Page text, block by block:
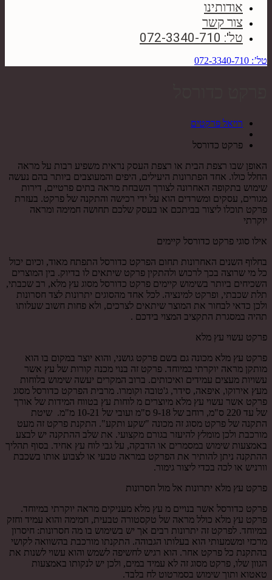
אודותינו
צור קשר
טל': 072-3340-710
טל’: 072-3340-710
רויאל פרקטים
פרקט כדורסל
האופן שבו רצפת הבית או רצפת העסק נראית משפיע רבות על מראה
החלל כולו. אחד הפתרונות היעילים, היפים והמעוצבים ביותר בהם נעשה
שימוש בתקופה האחרונה לצורך השבחת מראה בתים פרטיים, דירות
מגורים, עסקים ומשרדים הוא על ידי רכישה והתקנה של פרקט. בעזרת
פרקט תוכלו ליצור בביתכם או בעסק שלכם תחושה חמימה ומראה
יוקרתי
אילו סוגי פרקט כדורסל קיימים
בחלוף השנים האחרונות תחום הפרקט כדורסל התפתח מאוד, וכיום יכול
כל מי שרוצה בכך לרכוש ולהתקין פרקט שיתאים לו בדיוק. בין המוצרים
השכיחים ביותר בשימוש קיימים פרקט כדורסל מסוג עץ מלא, רב שכבתי,
תלת שכבתי, ופרקט למינציה. לכל אחד מהסוגים יתרונות לצד חסרונות
ולכן כדאי לבחור את המוצר שיתאים לצרכים, ולא פחות חשוב שעלותו
תהיה במסגרת התקציב המצוי בידכם .
פרקט עשוי עץ מלא
פרקט עץ מלא מכונה גם בשם פרקט גושני, והוא יוצר במקום בו הוא
מותקן מראה יוקרתי במיוחד. פרקט זה בנוי מכנה קורות של עץ אשר
עשויות מעצים עמידים ואיכותים. ברוב המקרים יעשה שימוש בלוחות
מעץ אירוקו, איפאה, סידר, ג'טובה וקומרו. מרבית הפרקט כדורסל מסוג
פרקט אשר עשוי עץ מלא מיוצרים מ לוחות עץ בטווח המידות של אורך
של עד 220 ס"מ, רוחב של 9-18 ס"מ ועובי של 10-21 מ"מ. שיטת
התקנה של פרקט מסוג זה מכונה "שקע ותקע". התקנת פרקט זה מעט
מורכבת ולכן מומלץ להיעזר בגורם מקצועי. את שלב ההתקנה יש לבצע
באמצעות שימוש במסמרים או הדבקה, על גבי לוח עץ אחיד. בסוף תהליך
ההתקנה ניתן להותיר את הפרקט במראה טבעי או לצבוע אותו בשכבת
וורניש או לכה בכדי ליצור גימור.
פרקט עץ מלא יתרונות אל מול חסרונות
פרקט כדורסל אשר בנויים מ עץ מלא מעניקים מראה יוקרתי במיוחד.
פרקט עץ מלא כולל מראה של טקסטורה טבעית, חמימה והוא עמיד וחזק
במיוחד. לפרקט זה יתרונות רבים אך יש בשימוש בו מה חסרונות: חיסרון
מרכזי ומשמעותי הוא בעלותו הגבוהה. התקנתו מורכבת בהשוואה לקושי
בהתקנת כל פרקט אחר. הוא רגיש לחשיפה לשמש והוא עשוי לשנות את
הגוון שלו, פרקט מסוג זה לא עמיד במים, ולכן יש לנקותו באמצעות
טאטוא ותוך שימוש בסמרטוט לח בלבד.